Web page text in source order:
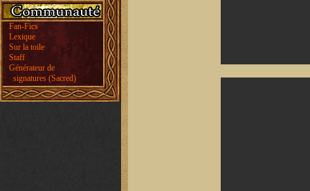
Fan-Fics
Lexique
Sur la toile
Staff
Générateur de
signatures (Sacred)